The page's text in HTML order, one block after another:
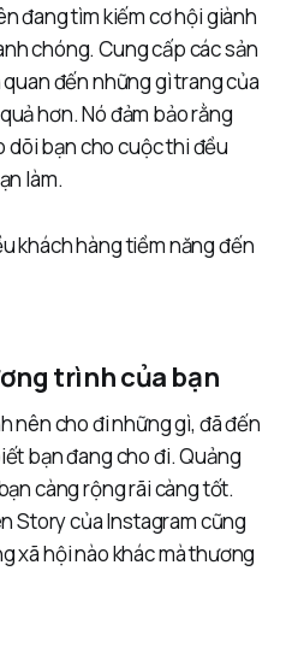
đang tìm kiếm cơ hội giành
chóng. Cung cấp các sản
đến những gì trang của
hơn. Nó đảm bảo rằng
dõi bạn cho cuộc thi đều
làm.
khách hàng tiềm năng đến
trình của bạn
nên cho đi những gì, đã đến
bạn đang cho đi. Quảng
càng rộng rãi càng tốt.
Story của Instagram cũng
xã hội nào khác mà thương